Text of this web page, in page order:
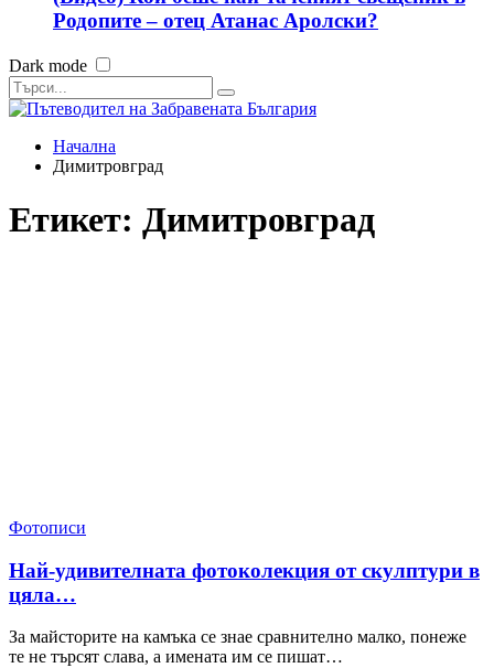
Родопите – отец Атанас Аролски?
Dark mode
Начална
Димитровград
Етикет: Димитровград
Фотописи
Най-удивителната фотоколекция от скулптури в
цяла…
За майсторите на камъка се знае сравнително малко, понеже
те не търсят слава, а имената им се пишат…